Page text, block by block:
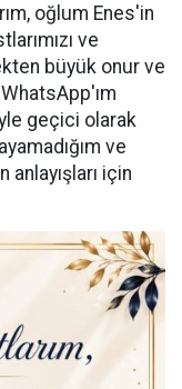
oğlum Enes'in
ve
büyük onur ve
geçici olarak
ve
anlayışları için